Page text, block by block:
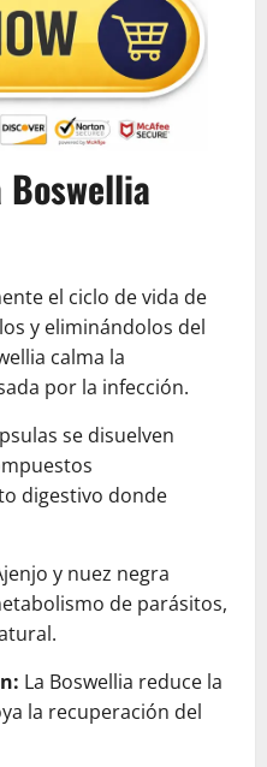
Boswellia
el ciclo de vida de
y eliminándolos del
calma la
por la infección.
se disuelven
digestivo donde
y nuez negra
de parásitos,
La Boswellia reduce la
la recuperación del